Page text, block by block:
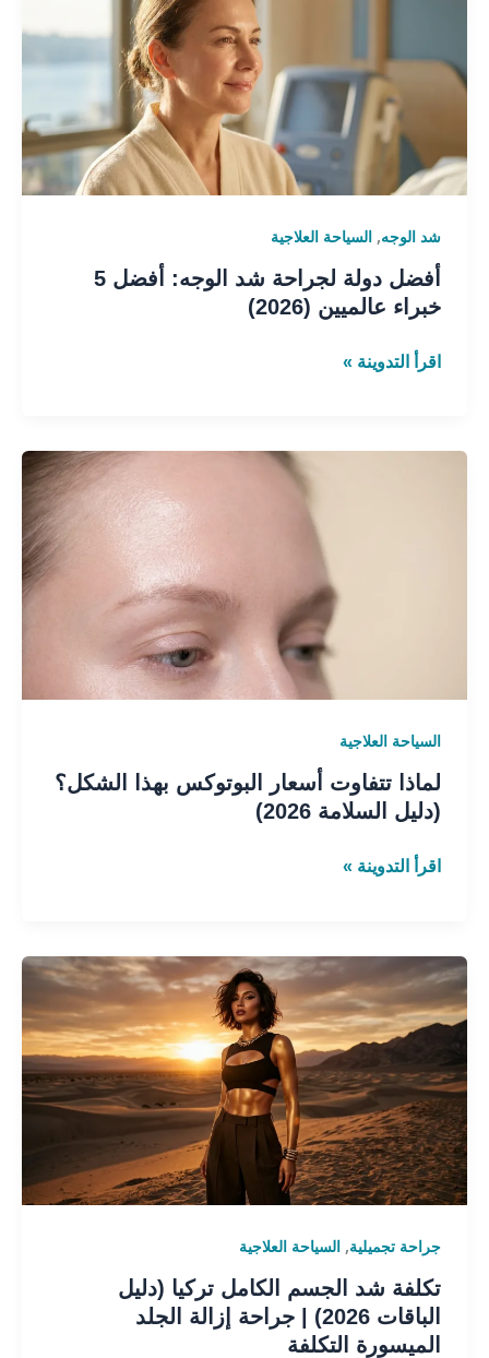
شد الوجه, السياحة العلاجية
أفضل دولة لجراحة شد الوجه: أفضل 5
خبراء عالميين (2026)
خبراء
عالميين
اقرأ التدوينة »
السياحة العلاجية
لماذا تتفاوت أسعار البوتوكس بهذا الشكل؟
(دليل السلامة 2026)
اقرأ التدوينة »
جراحة تجميلية, السياحة العلاجية
تكلفة شد الجسم الكامل تركيا (دليل
الباقات 2026) | جراحة إزالة الجلد
الميسورة التكلفة
تكلفة
شد
الجسم
تركيا
(دليل
الباقات
2026)
|
إزالة
الجلد
الميسورة
التكلفة